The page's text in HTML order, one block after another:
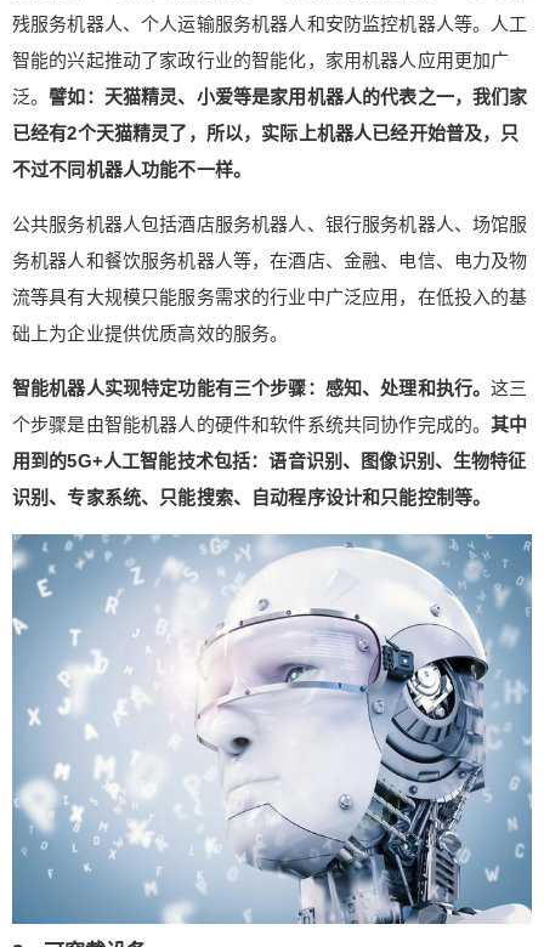
残服务机器人、个人运输服务机器人和安防监控机器人等。人工
智能的兴起推动了家政行业的智能化，家用机器人应用更加广
泛。譬如：天猫精灵、小爱等是家用机器人的代表之一，我们家
已经有2个天猫精灵了，所以，实际上机器人已经开始普及，只
不过不同机器人功能不一样。
公共服务机器人包括酒店服务机器人、银行服务机器人、场馆服
务机器人和餐饮服务机器人等，在酒店、金融、电信、电力及物
流等具有大规模只能服务需求的行业中广泛应用，在低投入的基
础上为企业提供优质高效的服务。
智能机器人实现特定功能有三个步骤：感知、处理和执行。这三
个步骤是由智能机器人的硬件和软件系统共同协作完成的。其中
用到的5G+人工智能技术包括：语音识别、图像识别、生物特征
识别、专家系统、只能搜索、自动程序设计和只能控制等。